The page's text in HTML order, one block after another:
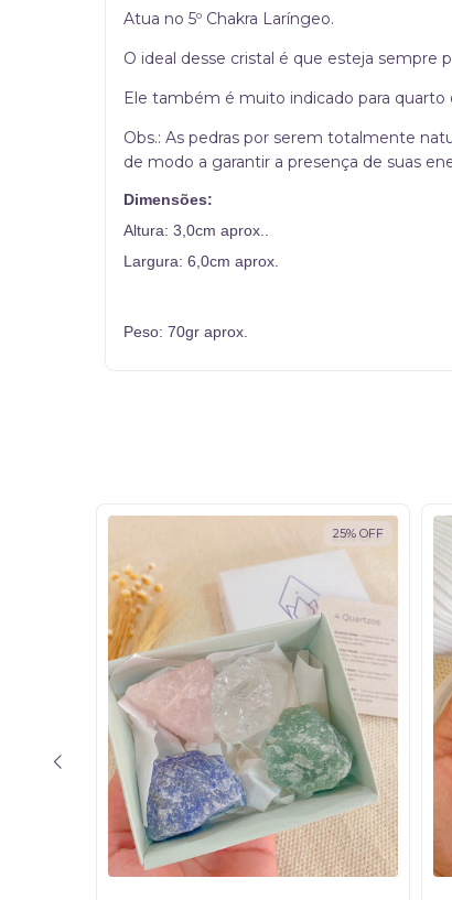
Atua no 5º Chakra Laríngeo.
O ideal desse cristal é que esteja sempre
Ele também é muito indicado para quarto
Obs.: As pedras por serem totalmente
de modo a garantir a presença de suas
Dimensões:
Altura: 3,0cm aprox..
Largura: 6,0cm aprox.
Peso: 70gr aprox.
25% OFF